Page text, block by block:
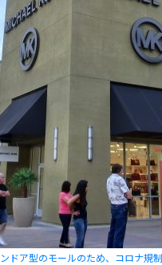
ドア型のモールのため、コロナ規